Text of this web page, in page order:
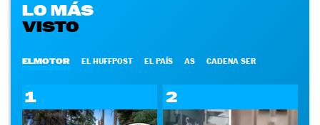
LO MÁS
VISTO
ELMOTOR EL HUFFPOST EL PAÍS AS CADENA SER
1 2